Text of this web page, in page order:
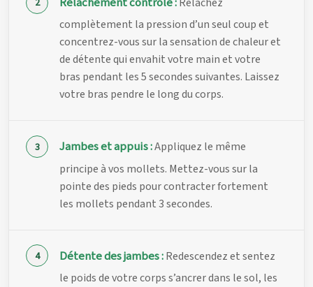
complètement la pression d’un seul coup et
concentrez-vous sur la sensation de chaleur et
de détente qui envahit votre main et votre
bras pendant les 5 secondes suivantes. Laissez
votre bras pendre le long du corps.
Jambes et appuis :Appliquez le même
principe à vos mollets. Mettez-vous sur la
pointe des pieds pour contracter fortement
les mollets pendant 3 secondes.
Détente des jambes :Redescendez et sentez
le poids de votre corps s’ancrer dans le sol, les